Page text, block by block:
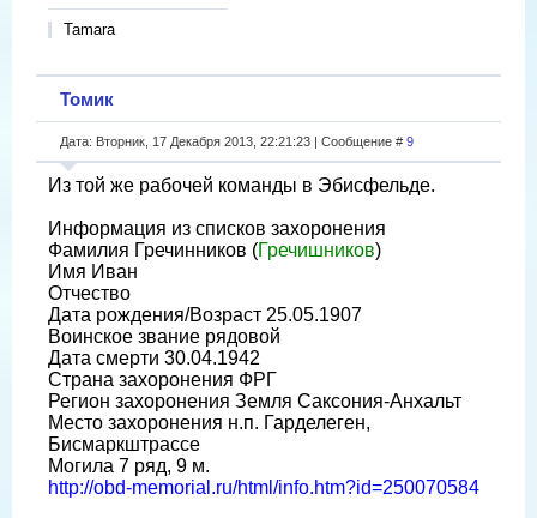
Tamara
Томик
Дата: Вторник, 17 Декабря 2013, 22:21:23 | Сообщение # 9
Из той же рабочей команды в Эбисфельде.
Информация из списков захоронения
Фамилия Гречинников (Гречишников)
Имя Иван
Отчество
Дата рождения/Возраст 25.05.1907
Воинское звание рядовой
Дата смерти 30.04.1942
Страна захоронения ФРГ
Регион захоронения Земля Саксония-Анхальт
Место захоронения н.п. Гарделеген,
Бисмаркштрассе
Могила 7 ряд, 9 м.
http://obd-memorial.ru/html/info.htm?id=250070584